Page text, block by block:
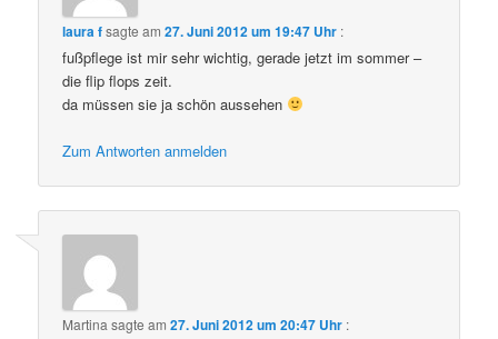
laura fsagte am27. Juni 2012 um 19:47 Uhr :
fußpflege ist mir sehr wichtig, gerade jetzt im sommer –
die flip flops zeit.
da müssen sie ja schön aussehen
Zum Antworten anmelden
Martina sagte am27. Juni 2012 um 20:47 Uhr :